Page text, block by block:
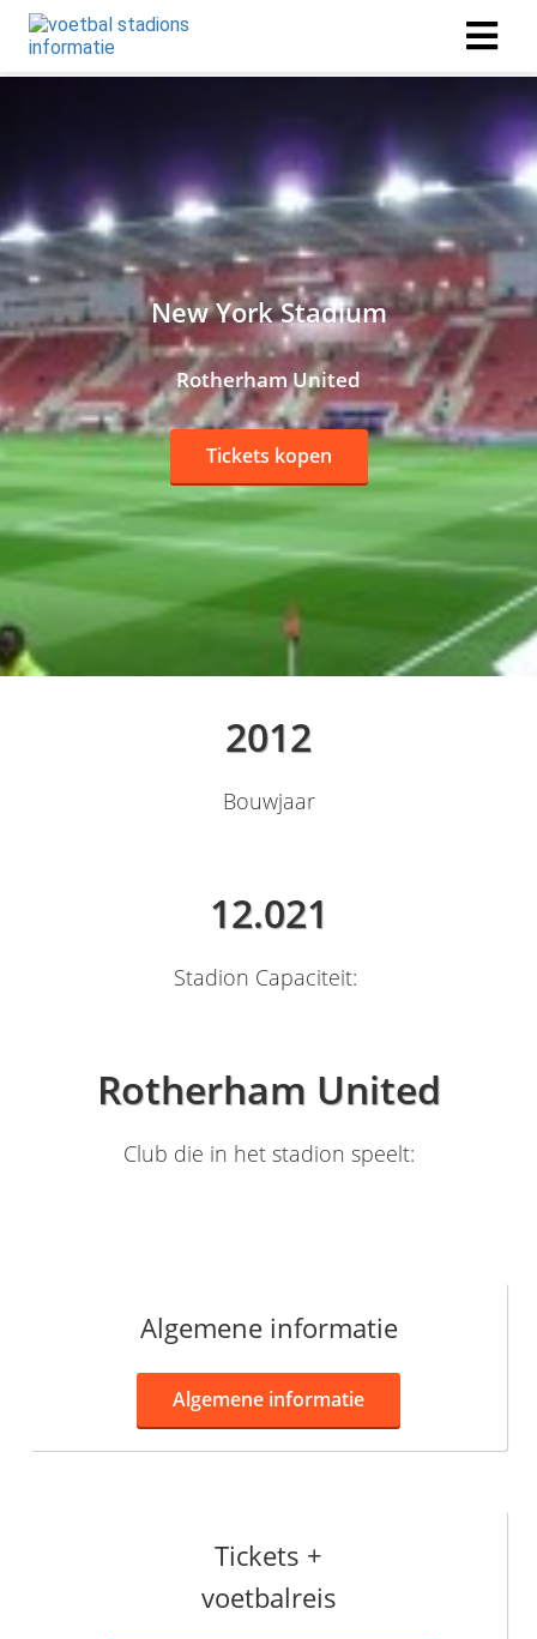
New York Stadium
Rotherham United
Tickets kopen
2012
Bouwjaar
12.021
Stadion Capaciteit:
Rotherham United
Club die in het stadion speelt:
Algemene informatie
Algemene informatie
Tickets +
voetbalreis